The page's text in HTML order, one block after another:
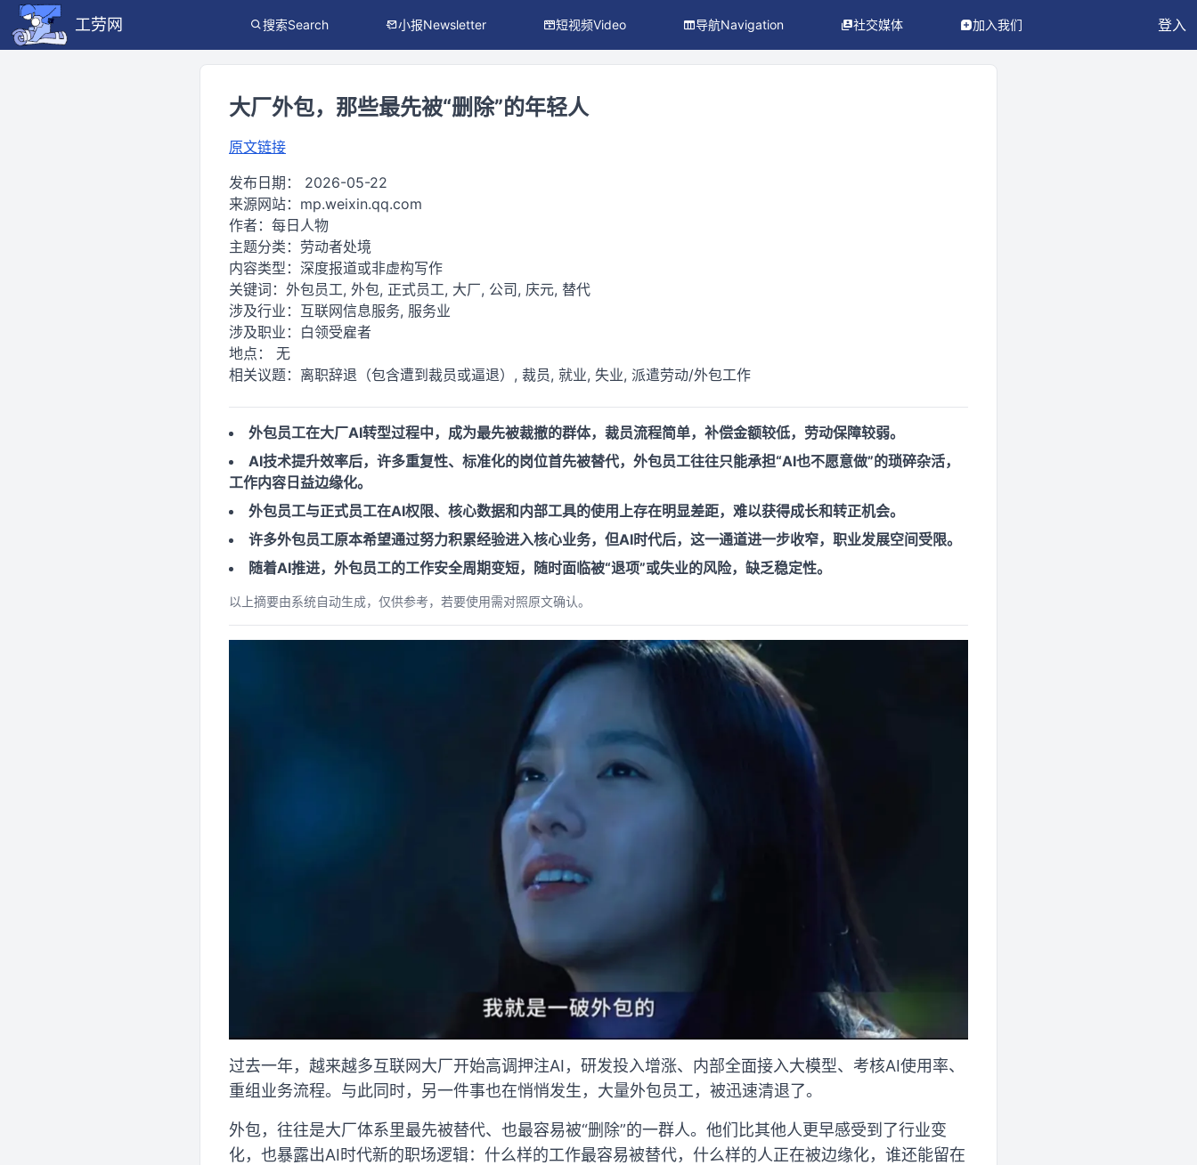
工劳网 搜索Search 小报Newsletter 短视频Video 导航Navigation 社交媒体 加入我们 登入
大厂外包，那些最先被“删除”的年轻人
原文链接
发布日期： 2026-05-22
来源网站： mp.weixin.qq.com
作者： 每日人物
主题分类： 劳动者处境
内容类型： 深度报道或非虚构写作
关键词： 外包员工, 外包, 正式员工, 大厂, 公司, 庆元, 替代
涉及行业： 互联网信息服务, 服务业
涉及职业： 白领受雇者
地点： 无
相关议题： 离职辞退（包含遭到裁员或逼退）, 裁员, 就业, 失业, 派遣劳动/外包工作
外包员工在大厂AI转型过程中，成为最先被裁撤的群体，裁员流程简单，补偿金额较低，劳动保障较弱。
AI技术提升效率后，许多重复性、标准化的岗位首先被替代，外包员工往往只能承担“AI也不愿意做”的琐碎杂活，
工作内容日益边缘化。
外包员工与正式员工在AI权限、核心数据和内部工具的使用上存在明显差距，难以获得成长和转正机会。
许多外包员工原本希望通过努力积累经验进入核心业务，但AI时代后，这一通道进一步收窄，职业发展空间受限。
随着AI推进，外包员工的工作安全周期变短，随时面临被“退项”或失业的风险，缺乏稳定性。
以上摘要由系统自动生成，仅供参考，若要使用需对照原文确认。
过去一年，越来越多互联网大厂开始高调押注AI，研发投入增涨、内部全面接入大模型、考核AI使用率、
重组业务流程。与此同时，另一件事也在悄悄发生，大量外包员工，被迅速清退了。
外包，往往是大厂体系里最先被替代、也最容易被“删除”的一群人。他们比其他人更早感受到了行业变
化，也暴露出AI时代新的职场逻辑：什么样的工作最容易被替代，什么样的人正在被边缘化，谁还能留在